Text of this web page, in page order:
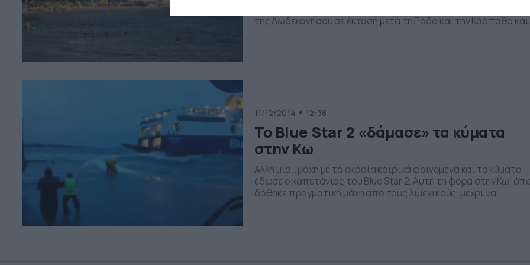
της Δωδεκανήσου σε έκταση μετά τη Ρόδο και την Κάρπαθο και
11/12/2014 12:38
Το Blue Star 2 «δάμασε» τα κύματα
στην Κω
Αλλη μια… μάχη με τα ακραία καιρικά φαινόμενα και τα κύματα
έδωσε ο καπετάνιος του Blue Star 2. Αυτή τη φορά στην Κω,
δόθηκε πραγματική μάχη από τους λιμενικούς, μέχρι να